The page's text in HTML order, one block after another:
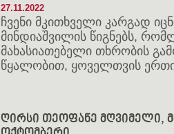
27.11.2022
ჩვენი მკითხველი კარგად
მინდიაშვილის წიგნებს,
მახასიათებელი თხრობის
წყალობით, ყოველთვის ერთი
ღირსი თეოფანე მღვიმელი,